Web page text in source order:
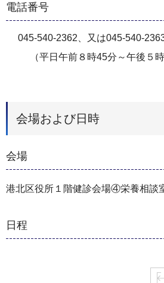
電話番号
045-540-2362、又は045-540-
（平日午前８時45分～午後５
会場および日時
会場
港北区役所１階健診会場④栄養相談
日程